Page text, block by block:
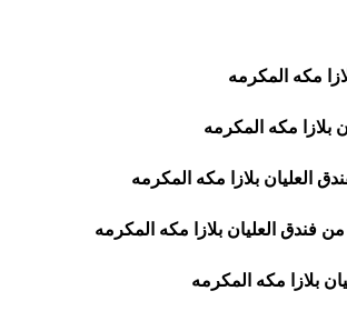
مكه المكرمه
بلازا مكه المكرمه
العليان بلازا مكه المكرمه
من فندق العليان بلازا مكه المكرمه
بلازا مكه المكرمه